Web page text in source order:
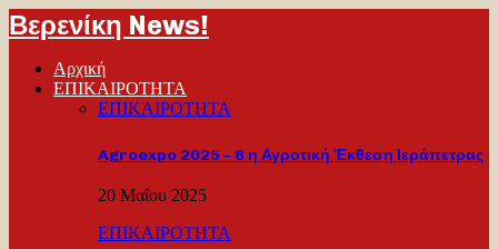
Βερενίκη News!
Αρχική
ΕΠΙΚΑΙΡΟΤΗΤΑ
ΕΠΙΚΑΙΡΟΤΗΤΑ
Agroexpo 2025 – 6 η Αγροτική Έκθεση Ιεράπετρας
20 Μαΐου 2025
ΕΠΙΚΑΙΡΟΤΗΤΑ